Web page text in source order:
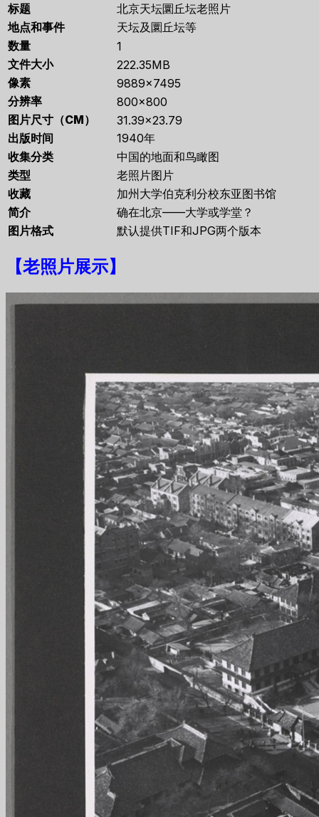
标题
北京天坛圜丘坛老照片
地点和事件
天坛及圜丘坛等
数量
1
文件大小
222.35MB
像素
9889×7495
分辨率
800×800
图片尺寸（CM）
31.39×23.79
出版时间
1940年
收集分类
中国的地面和鸟瞰图
类型
老照片图片
收藏
加州大学伯克利分校东亚图书馆
简介
确在北京——大学或学堂？
图片格式
默认提供TIF和JPG两个版本
【老照片展示】